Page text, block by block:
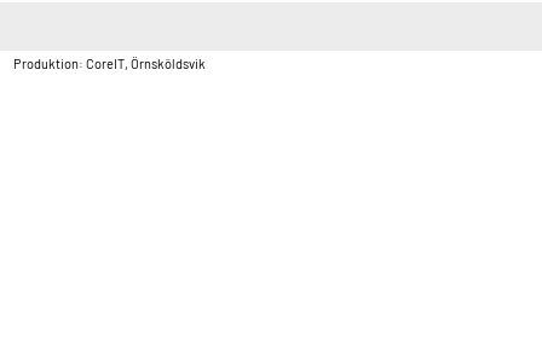
Produktion: CoreIT, Örnsköldsvik